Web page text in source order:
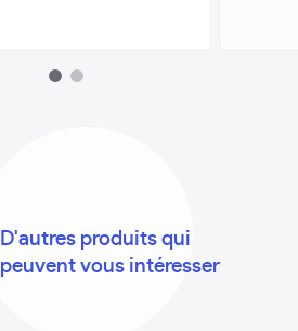
1 2
D'autres produits qui
peuvent vous intéresser